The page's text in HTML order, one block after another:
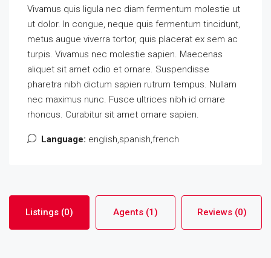
Vivamus quis ligula nec diam fermentum molestie ut
ut dolor. In congue, neque quis fermentum tincidunt,
metus augue viverra tortor, quis placerat ex sem ac
turpis. Vivamus nec molestie sapien. Maecenas
aliquet sit amet odio et ornare. Suspendisse
pharetra nibh dictum sapien rutrum tempus. Nullam
nec maximus nunc. Fusce ultrices nibh id ornare
rhoncus. Curabitur sit amet ornare sapien.
Language: english,spanish,french
Listings (0) Agents (1) Reviews (0)